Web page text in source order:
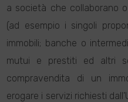
a società che collaborano
(ad esempio i singoli
immobili; banche o
mutui e prestiti ed altri
compravendita di un
erogare i servizi richiesti